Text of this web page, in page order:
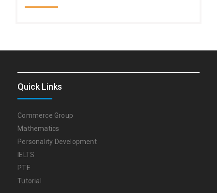
Quick Links
Commerce Group
Mathematics
Personality Development
IELTS
PTE
Tutorial